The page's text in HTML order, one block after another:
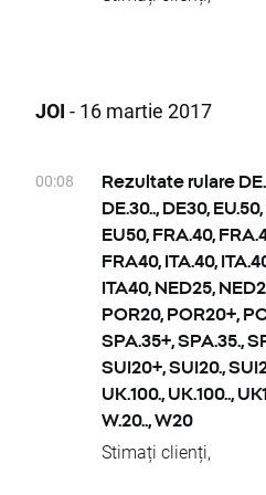
aceste instrumente
curent sunt rugați
normale.
Pentru orice
să ne contactați.
XTB
următoarea
Rulări:​
Joi 23.03 - NATGAS,
NATGAS+, OIL, OILs,
Datorită
tranzacționarea pe
va fi anulată:
Luni 20.03 -
MEXComp..,
JAP225.., JAP225+
Dividende în cash
Luni 20.03
- BBY.US, CINF.US,
JOI - 16 martie 2017
00:08
Rezultate rulare
DE.30.., DE30,
EU50, FRA.40,
FRA40, ITA.40,
ITA40, NED25,
POR20, POR20+,
SPA.35+, SPA.35.,
SUI20+, SUI20.,
UK.100., UK.100..,
W.20.., W20
Stimați clienți,